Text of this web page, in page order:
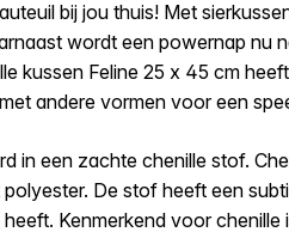
bij jou thuis! Met
wordt een powernap nu
kussen Feline 25 x 45 cm
andere vormen voor een
in een zachte chenille stof.
De stof heeft een
Kenmerkend voor